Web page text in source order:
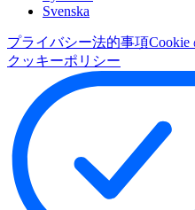
Svenska
プライバシー法的事項
クッキーポリシー